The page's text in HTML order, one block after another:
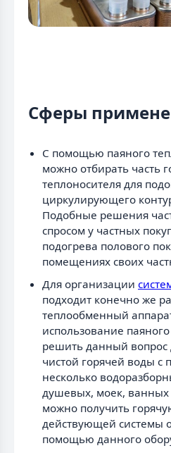
Сферы
С помощью паяного
можно отбирать часть
теплоносителя для
циркулирующего
Подобные решения
спросом у частных
подогрева полового
помещениях своих
Для организации
подходит конечно же
теплообменный
использование
решить данный вопрос
чистой горячей воды с
несколько
душевых, моек,
можно получить
действующей системы
помощью данного